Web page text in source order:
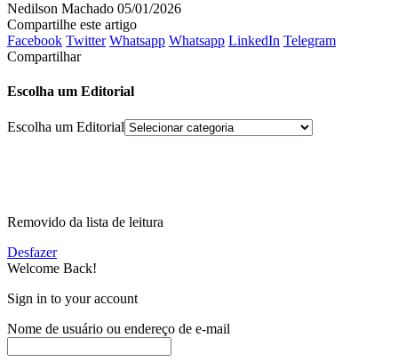
Nedilson Machado 05/01/2026
Compartilhe este artigo
Facebook Twitter Whatsapp Whatsapp LinkedIn Telegram
Compartilhar
Escolha um Editorial
Escolha um Editorial
Removido da lista de leitura
Desfazer
Welcome Back!
Sign in to your account
Nome de usuário ou endereço de e-mail